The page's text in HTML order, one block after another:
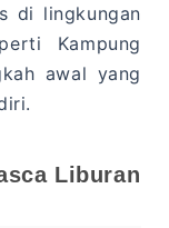
di lingkungan
Kampung
awal yang
Liburan